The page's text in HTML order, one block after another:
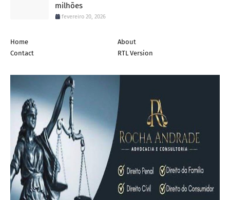
milhões
fevereiro 20, 2026
Home
About
Contact
RTL Version